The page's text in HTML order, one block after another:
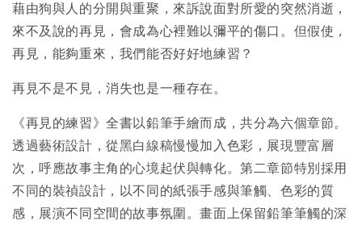
藉由狗與人的分開與重聚，來訴說面對所愛的突然消逝，
來不及說的再見，會成為心裡難以彌平的傷口。但假使，
再見，能夠重來，我們能否好好地練習？
再見不是不見，消失也是一種存在。
《再見的練習》全書以鉛筆手繪而成，共分為六個章節。
透過藝術設計，從黑白線稿慢慢加入色彩，展現豐富層
次，呼應故事主角的心境起伏與轉化。第二章節特別採用
不同的裝禎設計，以不同的紙張手感與筆觸、色彩的質
感，展演不同空間的故事氛圍。畫面上保留鉛筆筆觸的深